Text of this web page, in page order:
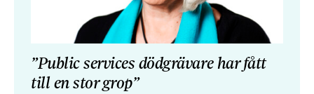
”Public services dödgrävare har fått
till en stor grop”